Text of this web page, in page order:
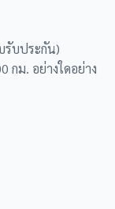
รับประกัน)
ม. อย่างใดอย่าง